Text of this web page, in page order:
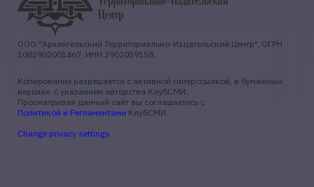
ООО "Архангельский Территориально-Издательский Центр", ОГРН
1082902001467, ИНН 2902059158.
Копирование разрешается с активной гиперссылкой, в бумажных
версиях: с указанием авторства КлубСМИ.
Просматривая данный сайт вы соглашаетесь с
Политикой и Регламентами КлубСМИ.
Change privacy settings